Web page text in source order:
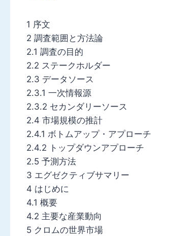
1 序文
2 調査範囲と方法論
2.1 調査の目的
2.2 ステークホルダー
2.3 データソース
2.3.1 一次情報源
2.3.2 セカンダリーソース
2.4 市場規模の推計
2.4.1 ボトムアップ・アプローチ
2.4.2 トップダウンアプローチ
2.5 予測方法
3 エグゼクティブサマリー
4 はじめに
4.1 概要
4.2 主要な産業動向
5 クロムの世界市場